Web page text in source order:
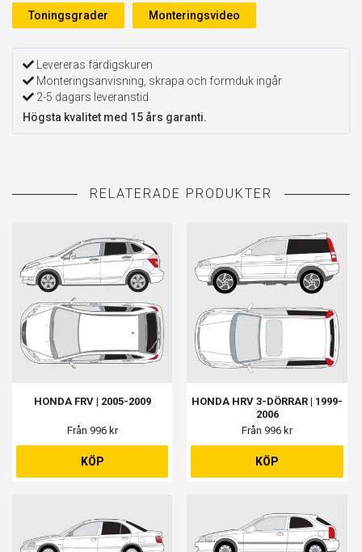
Toningsgrader Monteringsvideo
Levereras färdigskuren
Monteringsanvisning, skrapa och formduk ingår
2-5 dagars leveranstid
Högsta kvalitet med 15 års garanti.
HONDA FRV | 2005-2009
Från 996 kr
KÖP
HONDA HRV 3-DÖRRAR | 1999-
2006
Från 996 kr
KÖP